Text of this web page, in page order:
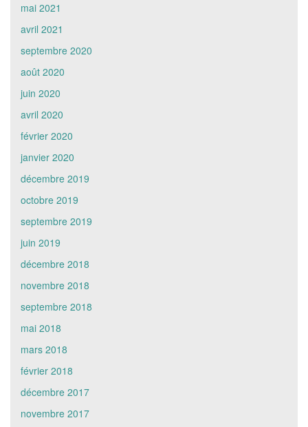
mai 2021
avril 2021
septembre 2020
août 2020
juin 2020
avril 2020
février 2020
janvier 2020
décembre 2019
octobre 2019
septembre 2019
juin 2019
décembre 2018
novembre 2018
septembre 2018
mai 2018
mars 2018
février 2018
décembre 2017
novembre 2017